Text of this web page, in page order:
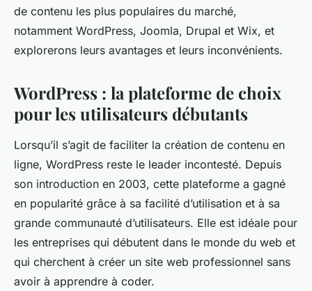
de contenu les plus populaires du marché,
notamment WordPress, Joomla, Drupal et Wix, et
explorerons leurs avantages et leurs inconvénients.
WordPress : la plateforme de choix
pour les utilisateurs débutants
Lorsqu’il s’agit de faciliter la création de contenu en
ligne, WordPress reste le leader incontesté. Depuis
son introduction en 2003, cette plateforme a gagné
en popularité grâce à sa facilité d’utilisation et à sa
grande communauté d’utilisateurs. Elle est idéale pour
les entreprises qui débutent dans le monde du web et
qui cherchent à créer un site web professionnel sans
avoir à apprendre à coder.